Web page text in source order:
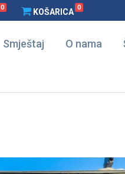
0 KOŠARICA 0
Smještaj O nama